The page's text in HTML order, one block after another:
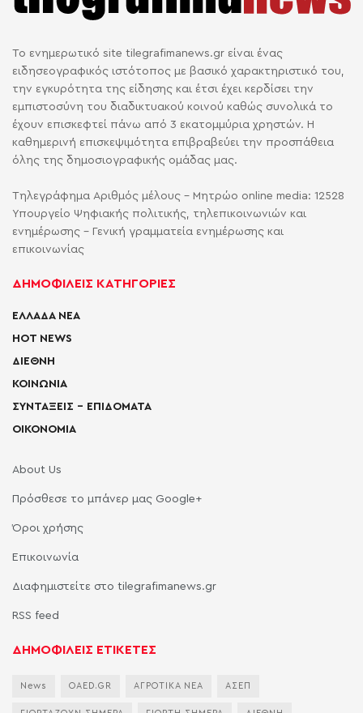
Το ενημερωτικό site tilegrafimanews.gr είναι ένας
ειδησεογραφικός ιστότοπος με βασικό χαρακτηριστικό του,
την εγκυρότητα της είδησης και έτσι έχει κερδίσει την
εμπιστοσύνη του διαδικτυακού κοινού καθώς συνολικά το
έχουν επισκεφτεί πάνω από 3 εκατομμύρια χρηστών. Η
καθημερινή επισκεψιμότητα επιβραβεύει την προσπάθεια
όλης της δημοσιογραφικής ομάδας μας.
Τηλεγράφημα Αριθμός μέλους - Μητρώο online media: 12528
Υπουργείο Ψηφιακής πολιτικής, τηλεπικοινωνιών και
ενημέρωσης - Γενική γραμματεία ενημέρωσης και
επικοινωνίας
ΔΗΜΟΦΙΛΕΙΣ ΚΑΤΗΓΟΡΙΕΣ
ΕΛΛΑΔΑ ΝΕΑ
HOT NEWS
ΔΙΕΘΝΗ
ΚΟΙΝΩΝΙΑ
ΣΥΝΤΑΞΕΙΣ – ΕΠΙΔΟΜΑΤΑ
ΟΙΚΟΝΟΜΙΑ
About Us
Πρόσθεσε το μπάνερ μας Google+
Όροι χρήσης
Επικοινωνία
Διαφημιστείτε στο tilegrafimanews.gr
RSS feed
ΔΗΜΟΦΙΛΕΙΣ ΕΤΙΚΕΤΕΣ
News OAED.GR ΑΓΡΟΤΙΚΑ ΝΕΑ ΑΣΕΠ